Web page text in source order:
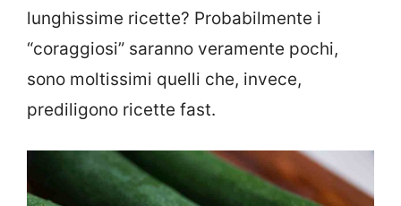
lunghissime ricette? Probabilmente i
“coraggiosi” saranno veramente pochi,
sono moltissimi quelli che, invece,
prediligono ricette fast.